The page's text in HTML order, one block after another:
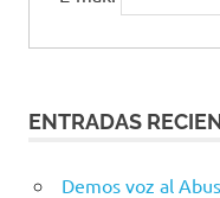
ENTRADAS
Demos voz al